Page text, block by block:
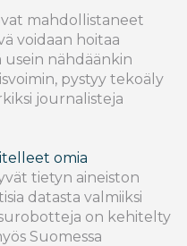
mahdollistaneet
voidaan hoitaa
usein nähdäänkin
pystyy tekoäly
journalisteja
omia
tietyn aineiston
datasta valmiiksi
on kehitelty
Suomessa